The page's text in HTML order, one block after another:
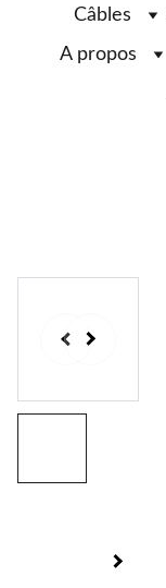
Câbles
A propos